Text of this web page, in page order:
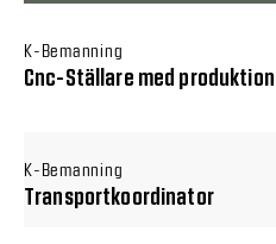
K-Bemanning
Cnc-Ställare med
K-Bemanning
Transportkoordinator